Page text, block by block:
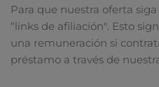
Para que nuestra oferta
“links de afiliación". Esto
una remuneración si
préstamo a través de